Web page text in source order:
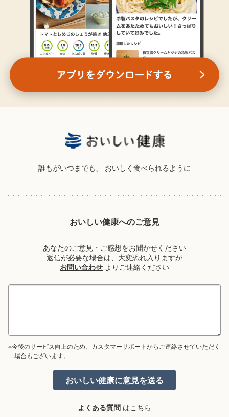
誰もがいつまでも、 おいしく食べられるように
おいしい健康へのご意見
あなたのご意見・ご感想をお聞かせください
返信が必要な場合は、大変恐れ入りますが
お問い合わせ よりご連絡ください
※今後のサービス向上のため、カスタマーサポートからご連絡させていただく
場合もございます。
よくある質問 はこちら